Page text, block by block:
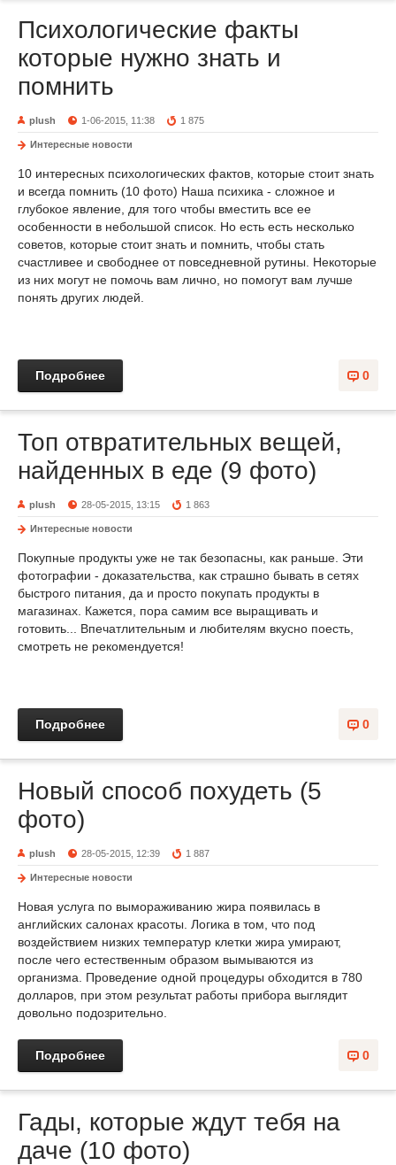
Психологические факты
которые нужно знать и
помнить
plush 1-06-2015, 11:38 1 875
Интересные новости
10 интересных психологических фактов, которые стоит знать
и всегда помнить (10 фото) Наша психика - сложное и
глубокое явление, для того чтобы вместить все ее
особенности в небольшой список. Но есть есть несколько
советов, которые стоит знать и помнить, чтобы стать
счастливее и свободнее от повседневной рутины. Некоторые
из них могут не помочь вам лично, но помогут вам лучше
понять других людей.
0
Подробнее
Топ отвратительных вещей,
найденных в еде (9 фото)
plush 28-05-2015, 13:15 1 863
Интересные новости
Покупные продукты уже не так безопасны, как раньше. Эти
фотографии - доказательства, как страшно бывать в сетях
быстрого питания, да и просто покупать продукты в
магазинах. Кажется, пора самим все выращивать и
готовить... Впечатлительным и любителям вкусно поесть,
смотреть не рекомендуется!
0
Подробнее
Новый способ похудеть (5
фото)
plush 28-05-2015, 12:39 1 887
Интересные новости
Новая услуга по вымораживанию жира появилась в
английских салонах красоты. Логика в том, что под
воздействием низких температур клетки жира умирают,
после чего естественным образом вымываются из
организма. Проведение одной процедуры обходится в 780
долларов, при этом результат работы прибора выглядит
довольно подозрительно.
0
Подробнее
Гады, которые ждут тебя на
даче (10 фото)